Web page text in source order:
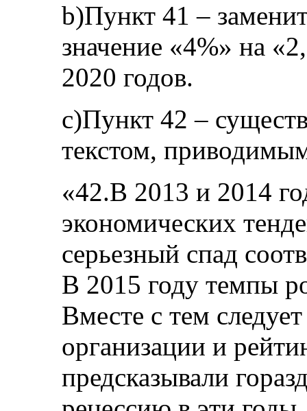
b)Пункт 41 –
значение «4%» на
2020 годов.
c)Пункт 42 –
текстом,
«42.В 2013 и 2014
экономических
серьезный спад
В 2015 году темпы
Вместе с тем
организации и
предсказывали